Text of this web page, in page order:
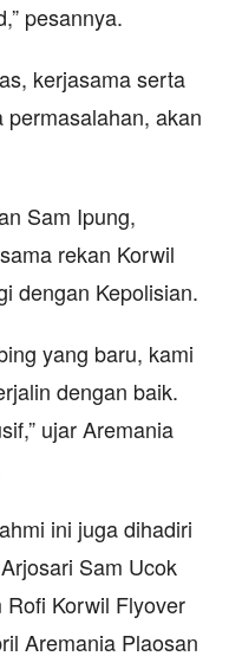
pesannya.
kerjasama serta
akan
Sam Ipung,
rekan Korwil
dengan Kepolisian.
yang baru, kami
dengan baik.
ujar Aremania
ini juga dihadiri
Sam Ucok
Korwil Flyover
Aremania Plaosan